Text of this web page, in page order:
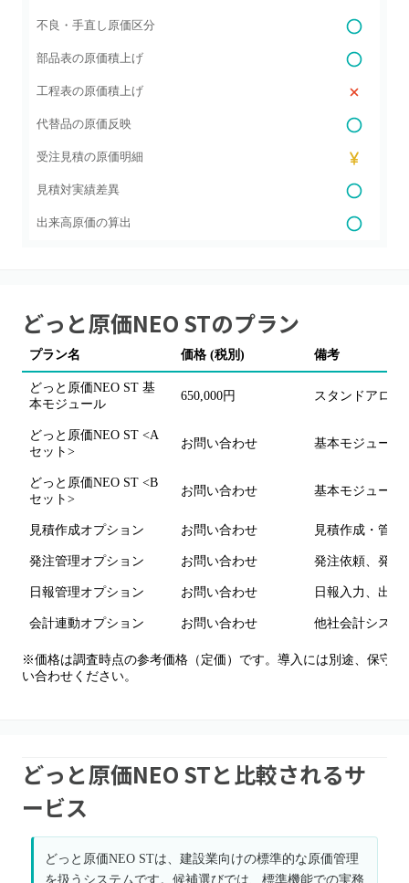
不良・手直し原価区分
部品表の原価積上げ
工程表の原価積上げ
代替品の原価反映
受注見積の原価明細
見積対実績差異
出来高原価の算出
どっと原価NEO STのプラン
プラン名 価格 (税別) 備考
どっと原価NEO ST 基
本モジュール
650,000円 スタンドアロン
どっと原価NEO ST <A
セット>
お問い合わせ 基本モジュール
どっと原価NEO ST <B
セット>
お問い合わせ 基本モジュール
見積作成オプション お問い合わせ 見積作成・管理
発注管理オプション お問い合わせ 発注依頼、発注
日報管理オプション お問い合わせ 日報入力、出
会計連動オプション お問い合わせ 他社会計システ
※価格は調査時点の参考価格（定価）です。導入には別途、保守
い合わせください。
どっと原価NEO STと比較されるサ
ービス
どっと原価NEO STは、建設業向けの標準的な原価管理
を扱うシステムです。候補選びでは、標準機能での実務